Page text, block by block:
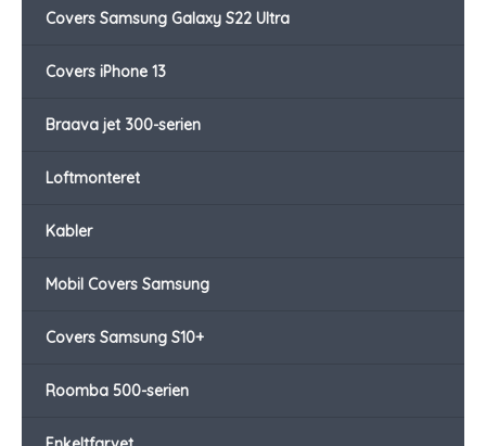
Covers Samsung Galaxy S22 Ultra
Covers iPhone 13
Braava jet 300-serien
Loftmonteret
Kabler
Mobil Covers Samsung
Covers Samsung S10+
Roomba 500-serien